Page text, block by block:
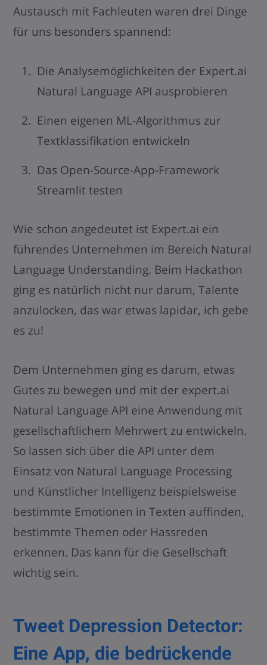
Austausch mit Fachleuten waren drei Dinge
für uns besonders spannend:
Die Analysemöglichkeiten der Expert.ai
Natural Language API ausprobieren
Einen eigenen ML-Algorithmus zur
Textklassifikation entwickeln
Das Open-Source-App-Framework
Streamlit testen
Wie schon angedeutet ist Expert.ai ein
führendes Unternehmen im Bereich Natural
Language Understanding. Beim Hackathon
ging es natürlich nicht nur darum, Talente
anzulocken, das war etwas lapidar, ich gebe
es zu!
Dem Unternehmen ging es darum, etwas
Gutes zu bewegen und mit der expert.ai
Natural Language API eine Anwendung mit
gesellschaftlichem Mehrwert zu entwickeln.
So lassen sich über die API unter dem
Einsatz von Natural Language Processing
und Künstlicher Intelligenz beispielsweise
bestimmte Emotionen in Texten auffinden,
bestimmte Themen oder Hassreden
erkennen. Das kann für die Gesellschaft
wichtig sein.
Tweet Depression Detector:
Eine App, die bedrückende